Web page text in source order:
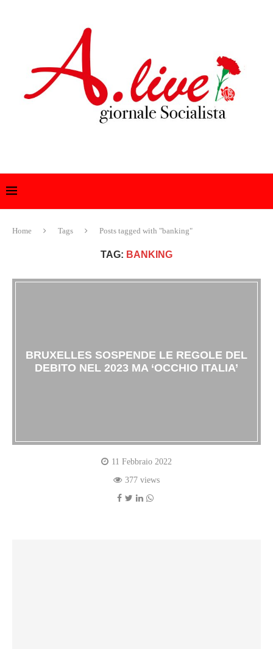
Home Tags Posts tagged with "banking"
TAG: BANKING
BRUXELLES SOSPENDE LE REGOLE DEL
DEBITO NEL 2023 MA ‘OCCHIO ITALIA’
11 Febbraio 2022
377 views